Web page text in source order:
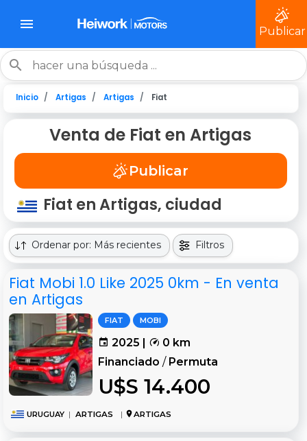
Publicar
Inicio Artigas Artigas Fiat
Venta de Fiat en Artigas
Publicar
Fiat en Artigas, ciudad
Ordenar por: Más recientes Filtros
Fiat Mobi 1.0 Like 2025 0km - En venta
en Artigas
FIAT MOBI
2025 |
0 km
Financiado / Permuta
U$S 14.400
URUGUAY | ARTIGAS | ARTIGAS